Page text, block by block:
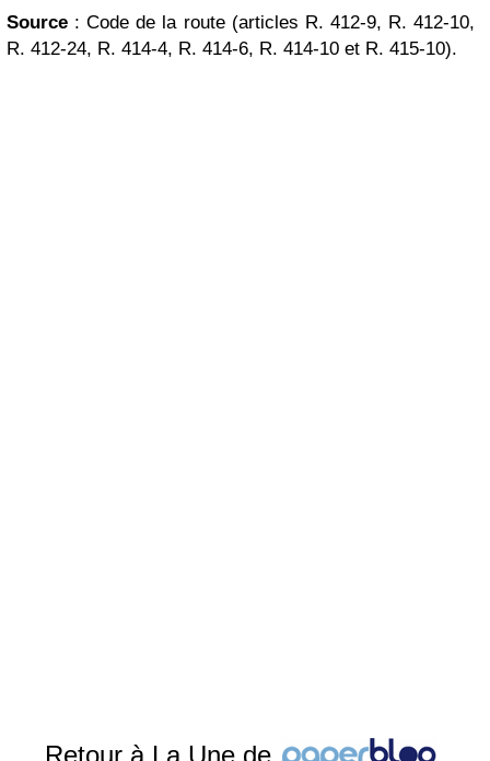
Source : Code de la route (articles R. 412-9, R. 412-10,
R. 412-24, R. 414-4, R. 414-6, R. 414-10 et R. 415-10).
Retour à La Une de